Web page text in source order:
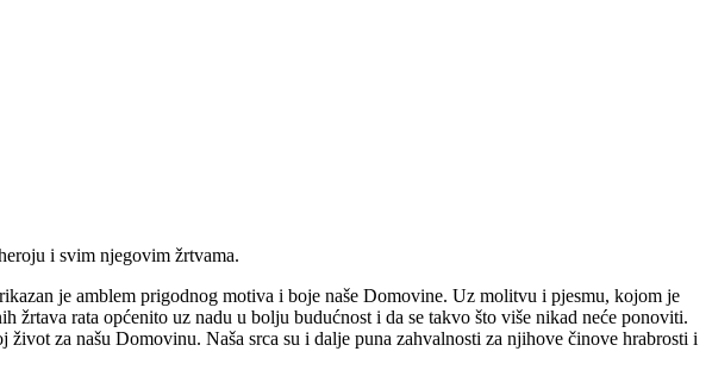
i svim njegovim žrtvama.
je amblem prigodnog motiva i boje naše Domovine. Uz molitvu i pjesmu, kojom je
žrtava rata općenito uz nadu u bolju budućnost i da se takvo što više nikad neće ponoviti.
za našu Domovinu. Naša srca su i dalje puna zahvalnosti za njihove činove hrabrosti i